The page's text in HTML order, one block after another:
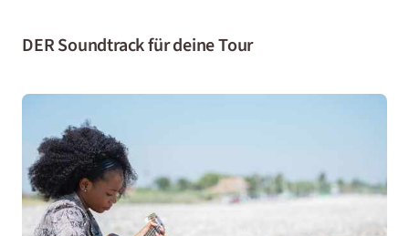
DER Soundtrack für deine Tour